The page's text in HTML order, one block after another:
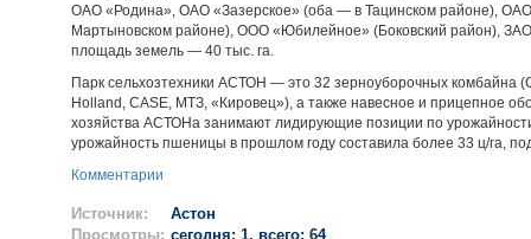
ОАО «Родина», ОАО «Зазерское» (оба — в Тацинском районе),
Мартыновском районе), ООО «Юбилейное» (Боковский район),
площадь земель — 40 тыс. га.
Парк сельхозтехники АСТОН — это 32 зерноуборочных комбайна
Holland, CASE, МТЗ, «Кировец»), а также навесное и прицепное
хозяйства АСТОНа занимают лидирующие позиции по урожайности
урожайность пшеницы в прошлом году составила более 33 ц/га,
Комментарии
Источник:
Астон
Просмотры: сегодня: 1, всего: 64